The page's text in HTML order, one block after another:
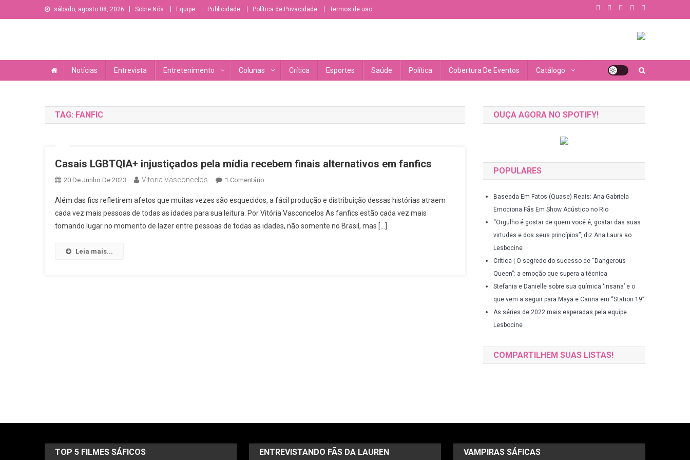
to
sábado, agosto 08, 2026 Sobre Nós Equipe Publicidade Política de Privacidade Termos de uso
Notícias Entrevista Entretenimento Colunas Crítica Esportes Saúde Política Cobertura De Eventos Catálogo
TAG: FANFIC
Casais LGBTQIA+ injustiçados pela mídia recebem finais alternativos em fanfics
20 De Junho De 2023 Vitoria Vasconcelos 1 Comentário
LGBTQIA+
Injustiçados
Pela
Além das fics refletirem afetos que muitas vezes são esquecidos, a fácil produção e distribuição dessas histórias atraem
cada vez mais pessoas de todas as idades para sua leitura. Por Vitória Vasconcelos As fanfics estão cada vez mais
tomando lugar no momento de lazer entre pessoas de todas as idades, não somente no Brasil, mas […]
Leia mais...
OUÇA AGORA NO SPOTIFY!
POPULARES
Baseada Em Fatos (Quase) Reais: Ana Gabriela
Emociona Fãs Em Show Acústico no Rio
“Orgulho é gostar de quem você é, gostar das suas
virtudes e dos seus princípios”, diz Ana Laura ao
Lesbocine
Crítica | O segredo do sucesso de “Dangerous
Queen”: a emoção que supera a técnica
Stefania e Danielle sobre sua química ‘insana’ e o
que vem a seguir para Maya e Carina em “Station 19”
As séries de 2022 mais esperadas pela equipe
Lesbocine
COMPARTILHEM SUAS LISTAS!
TOP 5 FILMES SÁFICOS ENTREVISTANDO FÃS DA LAUREN VAMPIRAS SÁFICAS